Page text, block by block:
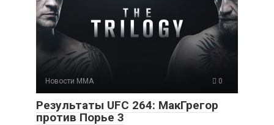
Новости ММА 0
Результаты UFC 264: МакГрегор
против Порье 3